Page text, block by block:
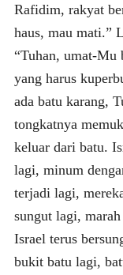
Rafidim, rakyat
haus, mau mati.”
“Tuhan, umat-Mu
yang harus
ada batu karang,
tongkatnya
keluar dari batu.
lagi, minum
terjadi lagi,
sungut lagi,
Israel terus
bukit batu lagi,